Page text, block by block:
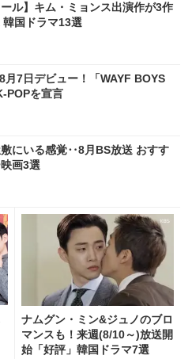
ール】キム・ミョンス出演作が3作
韓国ドラマ13選
月7日デビュー！「WAYF BOYS
POPを宣言
にいる感覚‥8月BS放送 おすす
画3選
ナムグン・ミン&ジュノのブロ
マンスも！来週(8/10～)放送開
始「好評」韓国ドラマ7選